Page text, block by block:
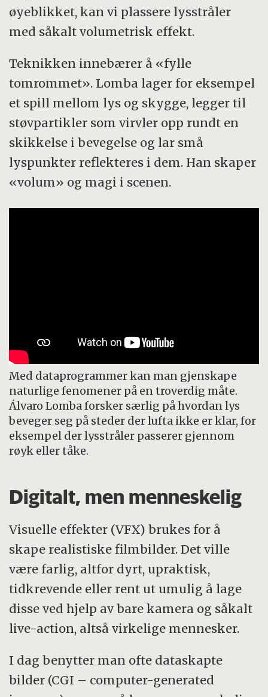
øyeblikket, kan vi plassere lysstråler
med såkalt volumetrisk effekt.
Teknikken innebærer å «fylle
tomrommet». Lomba lager for eksempel
et spill mellom lys og skygge, legger til
støvpartikler som virvler opp rundt en
skikkelse i bevegelse og lar små
lyspunkter reflekteres i dem. Han skaper
«volum» og magi i scenen.
Med dataprogrammer kan man gjenskape
naturlige fenomener på en troverdig måte.
Álvaro Lomba forsker særlig på hvordan lys
beveger seg på steder der lufta ikke er klar, for
eksempel der lysstråler passerer gjennom
røyk eller tåke.
Digitalt, men menneskelig
Visuelle effekter (VFX) brukes for å
skape realistiske filmbilder. Det ville
være farlig, altfor dyrt, upraktisk,
tidkrevende eller rent ut umulig å lage
disse ved hjelp av bare kamera og såkalt
live-action, altså virkelige mennesker.
I dag benytter man ofte dataskapte
bilder (CGI – computer-generated